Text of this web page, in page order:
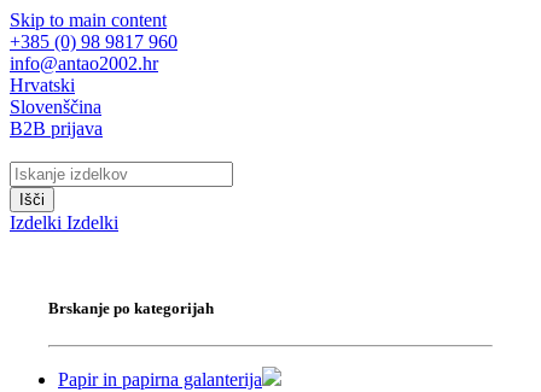
Skip to main content
+385 (0) 98 9817 960
info@antao2002.hr
Hrvatski
Slovenščina
B2B prijava
Išči
Izdelki Izdelki
Brskanje po kategorijah
Papir in papirna galanterija